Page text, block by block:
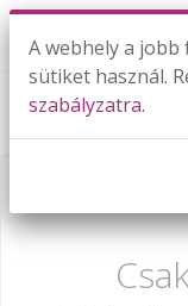
Már csak egy
A webhely a
sütiket használ.
szabályzatra.